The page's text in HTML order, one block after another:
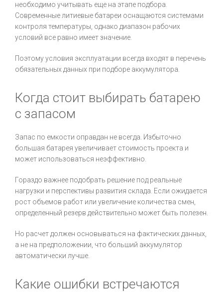
необходимо учитывать еще на этапе подбора.
Современные литиевые батареи оснащаются системами
контроля температуры, однако диапазон рабочих
условий все равно имеет значение.
Поэтому условия эксплуатации всегда входят в перечень
обязательных данных при подборе аккумулятора.
Когда стоит выбирать батарею
с запасом
Запас по емкости оправдан не всегда. Избыточно
большая батарея увеличивает стоимость проекта и
может использоваться неэффективно.
Гораздо важнее подобрать решение под реальные
нагрузки и перспективы развития склада. Если ожидается
рост объемов работ или увеличение количества смен,
определенный резерв действительно может быть полезен.
Но расчет должен основываться на фактических данных,
а не на предположении, что больший аккумулятор
автоматически лучше.
Какие ошибки встречаются